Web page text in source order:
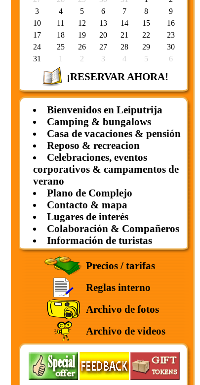
3
4 5 6 7 8
9
10
11 12 13 14 15
16
17
18 19 20 21 22
23
24
25 26 27 28 29
30
31
1 2 3 4 5 6
¡RESERVAR AHORA!
Bienvenidos en Leiputrija
Camping & bungalows
Casa de vacaciones & pensión
Reposo & recreacion
Celebraciones, eventos
corporativos & campamentos de
verano
Plano de Complejo
Contacto & mapa
Lugares de interés
Colaboración & Compañeros
Información de turistas
Precios / tarifas
Reglas interno
Archivo de fotos
Archivo de videos